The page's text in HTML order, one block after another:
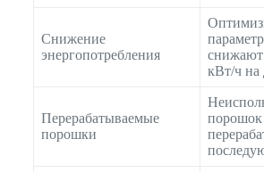
Снижение
энергопотребления
снижают
кВт/ч на
Перерабатываемые
порошки
порошок